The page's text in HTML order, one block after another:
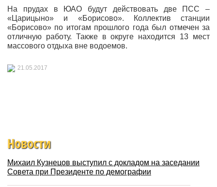
На прудах в ЮАО будут действовать две ПСС –
«Царицыно» и «Борисово». Коллектив станции
«Борисово» по итогам прошлого года был отмечен за
отличную работу. Также в округе находится 13 мест
массового отдыха вне водоемов.
21.05.2017
Новости
Михаил Кузнецов выступил с докладом на заседании
Совета при Президенте по демографии